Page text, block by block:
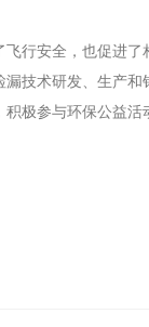
行安全，也促进
漏技术研发、生产
极参与环保公益